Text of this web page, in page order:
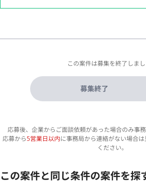
この案件は募集を終了しまし
募集終了
応募後、企業からご面談依頼があった場合のみ事
応募から5営業日以内に事務局から連絡がない場合
ください。
この案件と同じ条件の案件を探